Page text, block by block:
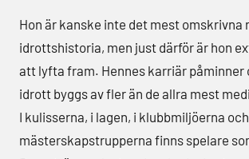
Hon är kanske inte det mest omskrivna
idrottshistoria, men just därför är hon
att lyfta fram. Hennes karriär påminner
idrott byggs av fler än de allra mest
I kulisserna, i lagen, i klubbmiljöerna
mästerskapstrupperna finns spelare